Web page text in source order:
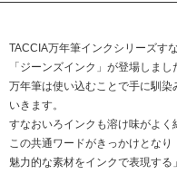
TACCIA万年筆インクシリーズす
「ジーンズインク」が登場しまし
万年筆は使い込むことで手に馴
いきます。
すなおいろインクも溶け味がよく
この共通ワードがきっかけとな
魅力的な素材をインクで表現す